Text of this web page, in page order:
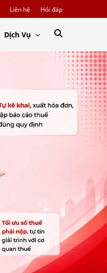
Liên hệ Hỏi đáp
Dịch Vụ